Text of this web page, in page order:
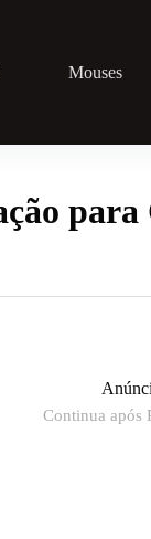
Mouses
Continua após